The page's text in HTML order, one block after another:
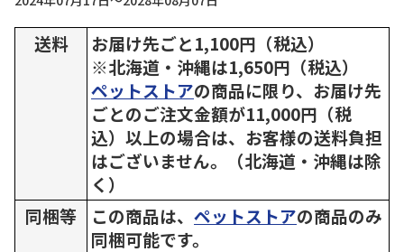
送料
お届け先ごと1,100円（税込）
※北海道・沖縄は1,650円（税込）
ペットストアの商品に限り、お届け先
ごとのご注文金額が11,000円（税
込）以上の場合は、お客様の送料負担
はございません。（北海道・沖縄は除
く）
同梱等
この商品は、 ペットストアの商品のみ
同梱可能です。